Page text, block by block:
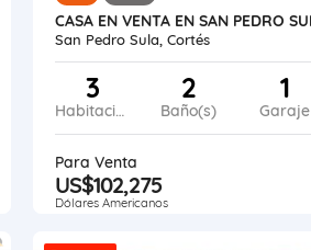
San Pedro Sula, Cortés
3
Habitaciones
2
Baño(s)
1
Garaje
Para Venta
US$102,275
Dólares Americanos